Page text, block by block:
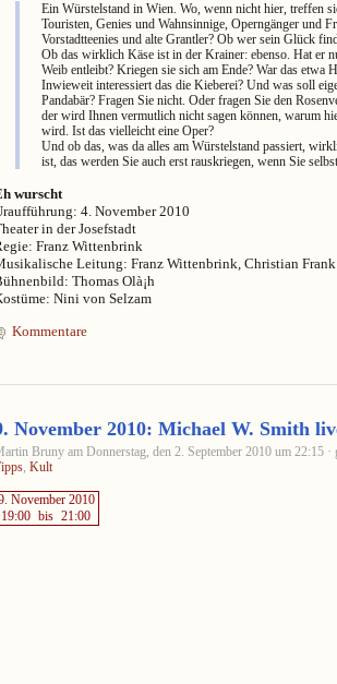
Ein Würstelstand in Wien. Wo, wenn nicht hier, treffen
Touristen, Genies und Wahnsinnige, Operngänger und
Vorstadtteenies und alte Grantler? Ob wer sein Glück
Ob das wirklich Käse ist in der Krainer: ebenso. Hat er
Weib entleibt? Kriegen sie sich am Ende? War das etwa
Inwieweit interessiert das die Kieberei? Und was soll
Pandabär? Fragen Sie nicht. Oder fragen Sie den
der wird Ihnen vermutlich nicht sagen können, warum
wird. Ist das vielleicht eine Oper?
Und ob das, was da alles am Würstelstand passiert,
ist, das werden Sie auch erst rauskriegen, wenn Sie
wurscht
4. November 2010
in der Josefstadt
Franz Wittenbrink
Leitung: Franz Wittenbrink, Christian Frank
Thomas Olà¡h
Nini von Selzam
Kommentare
November 2010: Michael W. Smith
Bruny am Donnerstag, den 2. September 2010 um 22:15 ·
Kult
November 2010
19:00 bis 21:00